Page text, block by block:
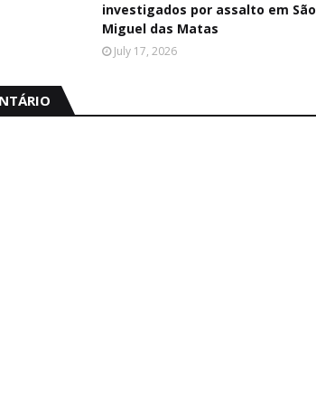
investigados por assalto em São
Miguel das Matas
July 17, 2026